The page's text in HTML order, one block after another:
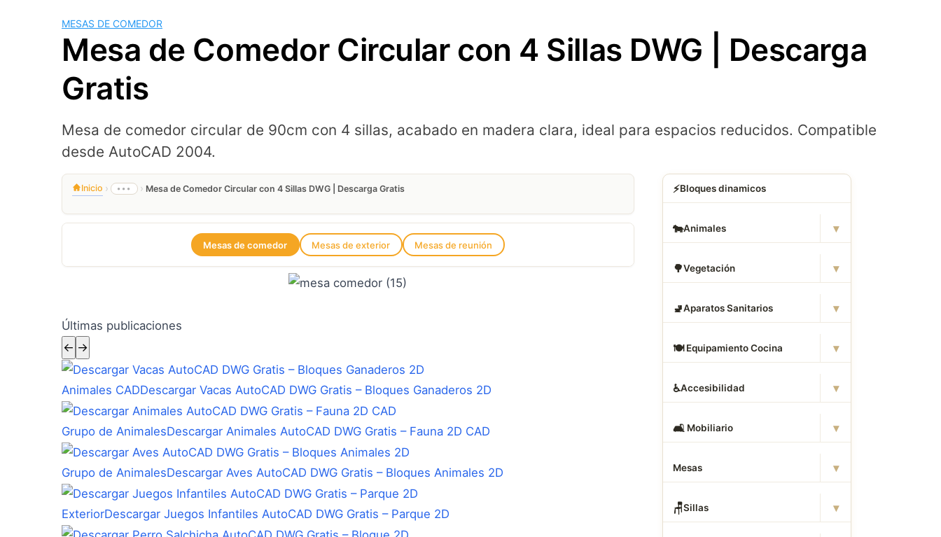
MESAS DE COMEDOR
Mesa de Comedor Circular con 4 Sillas DWG | Descarga
Gratis
Mesa de comedor circular de 90cm con 4 sillas, acabado en madera clara, ideal para espacios reducidos. Compatible
desde AutoCAD 2004.
Inicio › ••• › Mesa de Comedor Circular con 4 Sillas DWG | Descarga Gratis
Mesas de comedor Mesas de exterior Mesas de reunión
Últimas publicaciones
← →
Animales CADDescargar Vacas AutoCAD DWG Gratis – Bloques Ganaderos 2D
Grupo de AnimalesDescargar Animales AutoCAD DWG Gratis – Fauna 2D CAD
Grupo de AnimalesDescargar Aves AutoCAD DWG Gratis – Bloques Animales 2D
ExteriorDescargar Juegos Infantiles AutoCAD DWG Gratis – Parque 2D
⚡Bloques dinamicos
🐄Animales ▾
🌳Vegetación ▾
🚽Aparatos Sanitarios ▾
🍽️ Equipamiento Cocina ▾
♿Accesibilidad ▾
🛋 ️ Mobiliario ▾
Mesas ▾
🪑Sillas ▾